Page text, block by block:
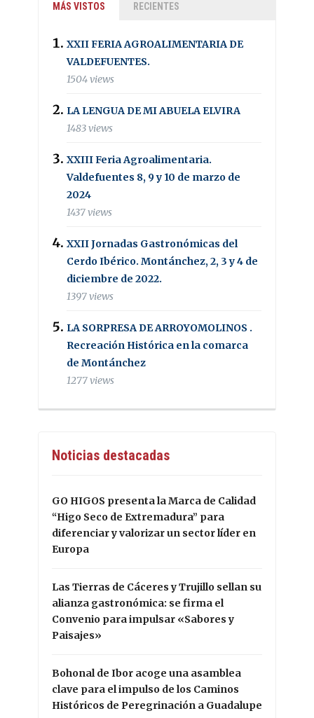
MÁS VISTOS RECIENTES
XXII FERIA AGROALIMENTARIA DE
VALDEFUENTES.
1504 views
LA LENGUA DE MI ABUELA ELVIRA
1483 views
XXIII Feria Agroalimentaria.
Valdefuentes 8, 9 y 10 de marzo de
2024
1437 views
XXII Jornadas Gastronómicas del
Cerdo Ibérico. Montánchez, 2, 3 y 4 de
diciembre de 2022.
1397 views
LA SORPRESA DE ARROYOMOLINOS .
Recreación Histórica en la comarca
de Montánchez
1277 views
Noticias destacadas
GO HIGOS presenta la Marca de Calidad
“Higo Seco de Extremadura” para
diferenciar y valorizar un sector líder en
Europa
Las Tierras de Cáceres y Trujillo sellan su
alianza gastronómica: se firma el
Convenio para impulsar «Sabores y
Paisajes»
Bohonal de Ibor acoge una asamblea
clave para el impulso de los Caminos
Históricos de Peregrinación a Guadalupe